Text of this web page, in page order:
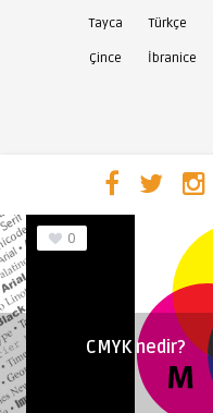
Tayca Türkçe
Çince İbranice
0
CMYK nedir?